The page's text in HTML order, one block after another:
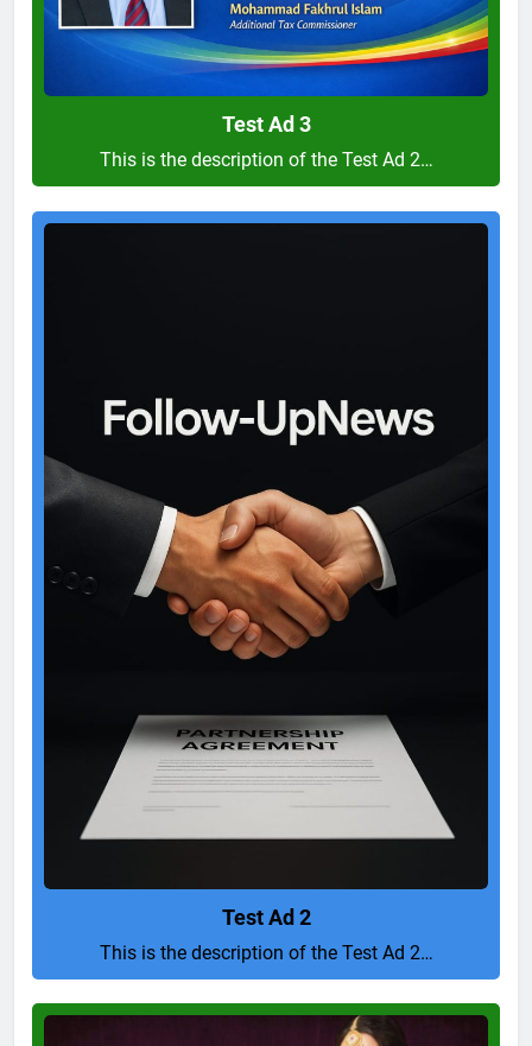
Test Ad 3
This is the description of the Test Ad 2…
Test Ad 2
This is the description of the Test Ad 2…